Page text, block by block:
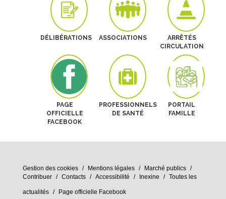
DÉLIBÉRATIONS ASSOCIATIONS
ARRÊTÉS
CIRCULATION
PAGE
OFFICIELLE
FACEBOOK
PROFESSIONNELS
DE SANTÉ
PORTAIL
FAMILLE
Gestion des cookies Mentions légales
Marché publics
Contribuer
Contacts Accessibilité Inexine Toutes les
actualités Page officielle Facebook